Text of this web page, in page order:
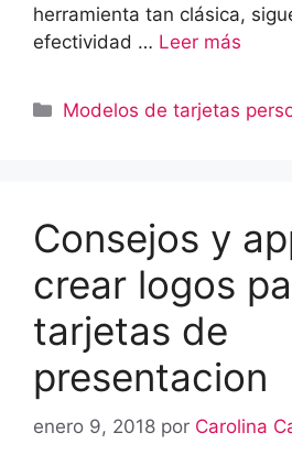
herramienta tan clásica,
efectividad … Leer más
Categorías
Modelos de tarjetas
Consejos y
crear logos
tarjetas de
presentacion
enero 9, 2018 por Carolina